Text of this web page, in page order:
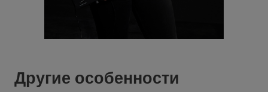
Другие особенности